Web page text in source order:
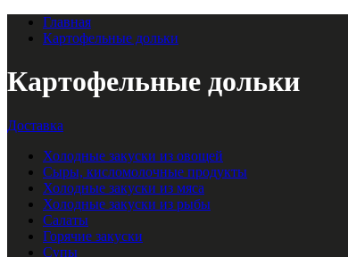
Главная
Картофельные дольки
Картофельные дольки
Доставка
Холодные закуски из овощей
Сыры, кисломолочные продукты
Холодные закуски из мяса
Холодные закуски из рыбы
Салаты
Горячие закуски
Супы